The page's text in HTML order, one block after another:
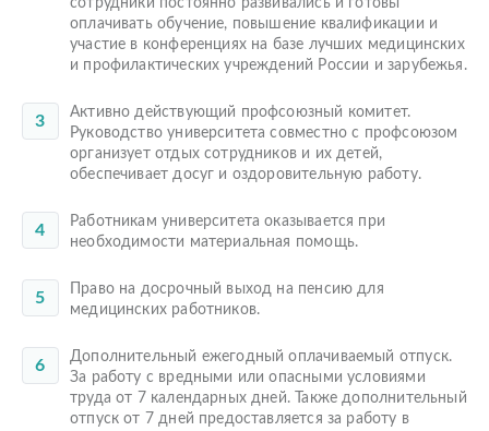
сотрудники постоянно развивались и готовы
оплачивать обучение, повышение квалификации и
участие в конференциях на базе лучших медицинских
и профилактических учреждений России и зарубежья.
Активно действующий профсоюзный комитет.
Руководство университета совместно с профсоюзом
организует отдых сотрудников и их детей,
обеспечивает досуг и оздоровительную работу.
Работникам университета оказывается при
необходимости материальная помощь.
Право на досрочный выход на пенсию для
медицинских работников.
Дополнительный ежегодный оплачиваемый отпуск.
За работу с вредными или опасными условиями
труда от 7 календарных дней. Также дополнительный
отпуск от 7 дней предоставляется за работу в